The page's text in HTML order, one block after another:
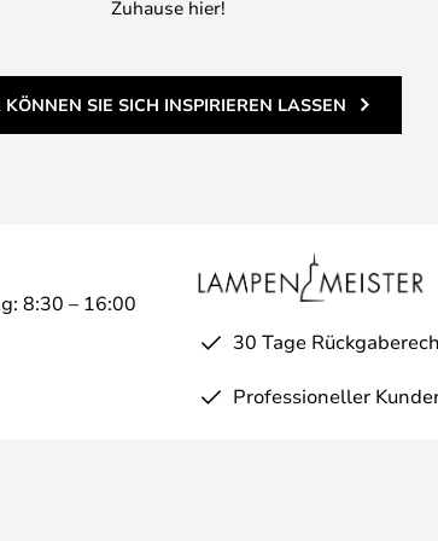
Zuhause hier!
KÖNNEN SIE SICH INSPIRIEREN LASSEN
8:30 – 16:00
30 Tage
Professioneller